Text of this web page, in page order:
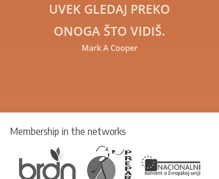
UVEK GLEDAJ PREKO
ONOGA ŠTO VIDIŠ.
Mark A Cooper
Membership in the networks